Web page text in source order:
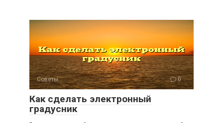
Советы 0
Как сделать электронный
градусник